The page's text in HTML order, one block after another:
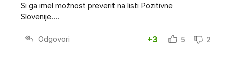
Si ga imel možnost preverit na listi Pozitivne
Slovenije....
Odgovori +3 5 2